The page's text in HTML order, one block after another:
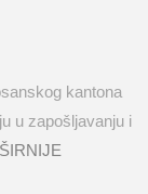
kantona
u zapošljavanju i